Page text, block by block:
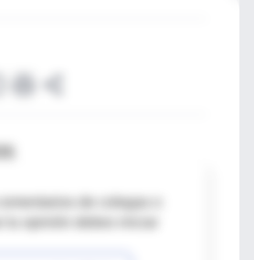
de colegas o